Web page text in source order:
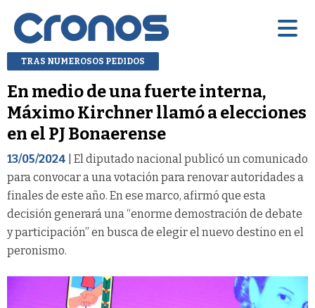
TRAS NUMEROSOS PEDIDOS
En medio de una fuerte interna,
Máximo Kirchner llamó a elecciones
en el PJ Bonaerense
13/05/2024 | El diputado nacional publicó un comunicado
para convocar a una votación para renovar autoridades a
finales de este año. En ese marco, afirmó que esta
decisión generará una “enorme demostración de debate
y participación” en busca de elegir el nuevo destino en el
peronismo.